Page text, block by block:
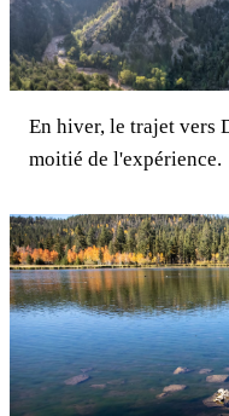
En hiver, le trajet vers
moitié de l'expérience.